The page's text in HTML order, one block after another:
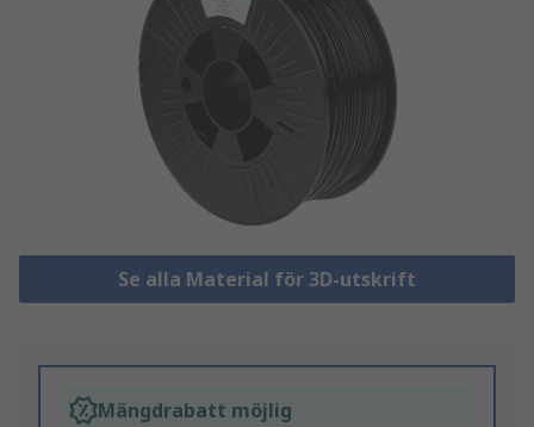
Se alla Material för 3D-utskrift
Mängdrabatt möjlig